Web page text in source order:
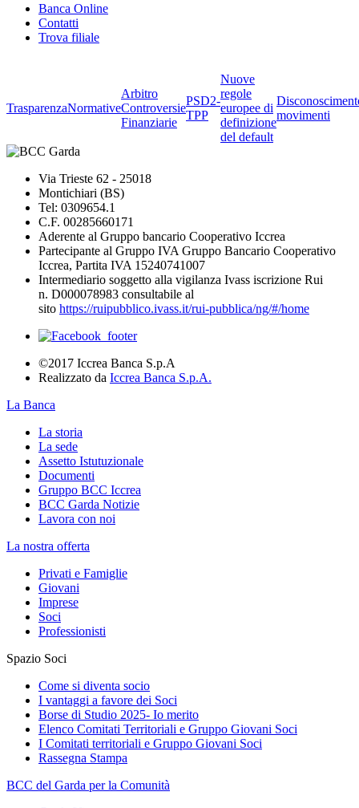
Banca Online
Contatti
Trova filiale
TrasparenzaNormative
Arbitro
Controversie
Finanziarie
PSD2-
TPP
Nuove
regole
europee di
definizione
del default
movimenti
Via Trieste 62 - 25018
Montichiari (BS)
Tel: 0309654.1
C.F. 00285660171
Aderente al Gruppo bancario Cooperativo Iccrea
Partecipante al Gruppo IVA Gruppo Bancario Cooperativo
Iccrea, Partita IVA 15240741007
Intermediario soggetto alla vigilanza Ivass iscrizione Rui
n. D000078983 consultabile al
sito https://ruipubblico.ivass.it/rui-pubblica/ng/#/home
©2017 Iccrea Banca S.p.A
Realizzato da Iccrea Banca S.p.A.
La Banca
La storia
La sede
Assetto Istutuzionale
Documenti
Gruppo BCC Iccrea
BCC Garda Notizie
Lavora con noi
La nostra offerta
Privati e Famiglie
Giovani
Imprese
Soci
Professionisti
Spazio Soci
Come si diventa socio
I vantaggi a favore dei Soci
Borse di Studio 2025- Io merito
Elenco Comitati Territoriali e Gruppo Giovani Soci
I Comitati territoriali e Gruppo Giovani Soci
Rassegna Stampa
BCC del Garda per la Comunità